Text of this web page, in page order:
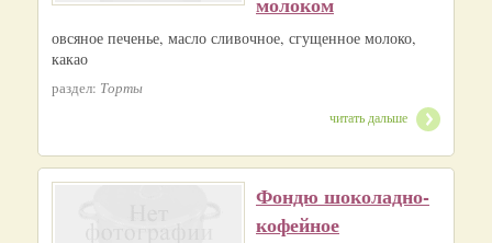
овсяное печенье, масло сливочное, сгущенное молоко,
какао
раздел: Торты
читать дальше
Фондю шоколадно-
кофейное